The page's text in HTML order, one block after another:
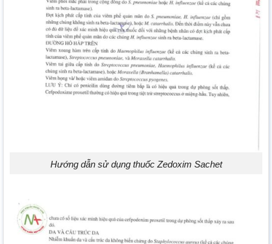
Hướng dẫn sử dụng thuốc Zedoxim Sachet